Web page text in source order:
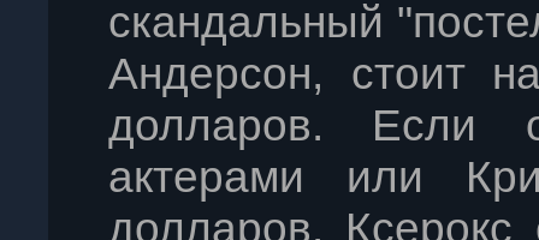
скандальный
Андерсон, стоит
долларов. Если
актерами или
долларов.